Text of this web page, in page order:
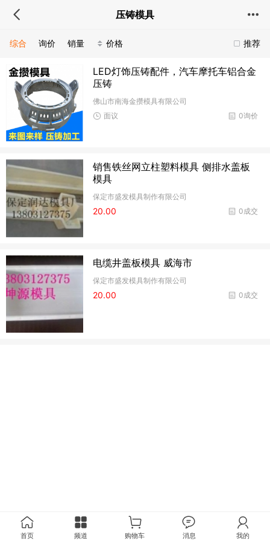
压铸模具
推荐
综合 询价 销量 价格
LED灯饰压铸配件，汽车摩托车铝合金
压铸
佛山市南海金攒模具有限公司
0询价
面议
销售铁丝网立柱塑料模具 侧排水盖板
模具
保定市盛发模具制作有限公司
0成交
20.00
电缆井盖板模具 威海市
保定市盛发模具制作有限公司
0成交
20.00
首页 频道 购物车 消息 我的